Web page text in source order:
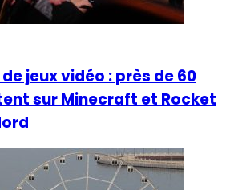
jeux vidéo : près de 60
sur Minecraft et Rocket